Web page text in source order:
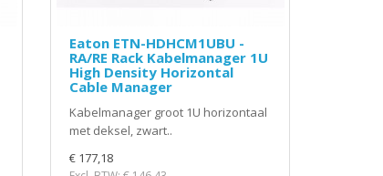
Eaton ETN-HDHCM1UBU -
RA/RE Rack Kabelmanager 1U
High Density Horizontal
Cable Manager
Kabelmanager groot 1U horizontaal
met deksel, zwart..
€ 177,18